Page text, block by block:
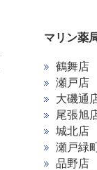
マリン薬
鶴舞店
瀬戸店
大磯通
尾張旭
城北店
瀬戸緑
品野店